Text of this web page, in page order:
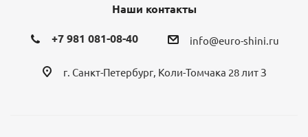
Наши контакты
+7 981 081-08-40 info@euro-shini.ru
г. Санкт-Петербург, Коли-Томчака 28 лит З